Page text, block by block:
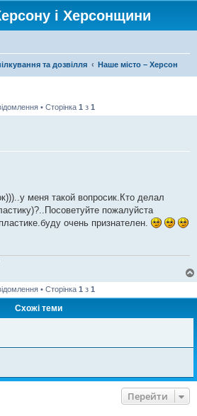
і Херсонщини
та дозвілля Наше місто – Херсон
• Сторінка 1 з 1
меня такой вопросик.Кто делал
пожалуйста
очень признателен.
• Сторінка 1 з 1
Схожі теми
Перейти